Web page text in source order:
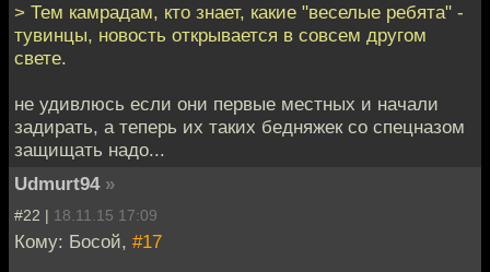
> Тем камрадам, кто знает, какие "веселые ребята" -
тувинцы, новость открывается в совсем другом
свете.
не удивлюсь если они первые местных и начали
задирать, а теперь их таких бедняжек со спецназом
защищать надо...
Udmurt94 »
#22 | 18.11.15 17:09
Кому: Босой, #17